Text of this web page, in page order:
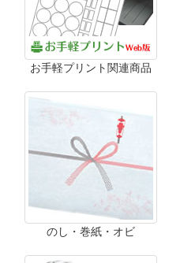
お手軽プリント関連商品
のし・巻紙・オビ